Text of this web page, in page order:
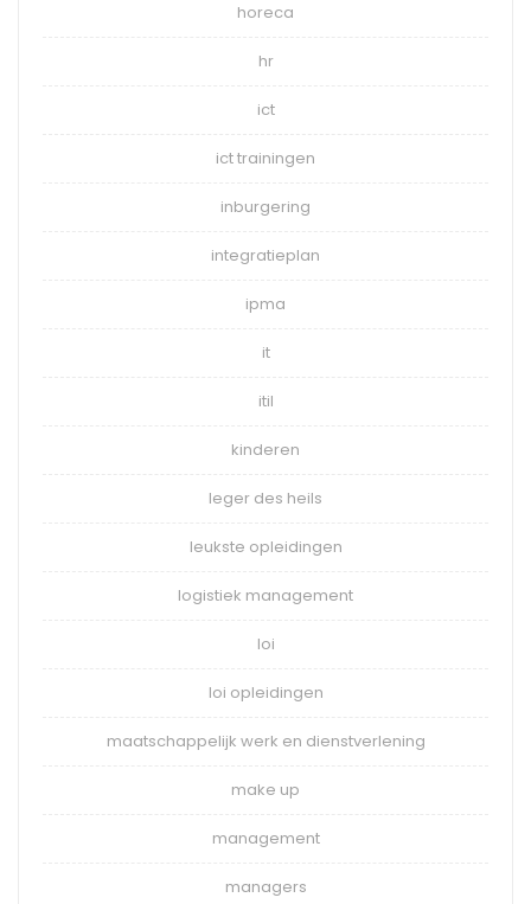
horeca
hr
ict
ict trainingen
inburgering
integratieplan
ipma
it
itil
kinderen
leger des heils
leukste opleidingen
logistiek management
loi
loi opleidingen
maatschappelijk werk en dienstverlening
make up
management
managers